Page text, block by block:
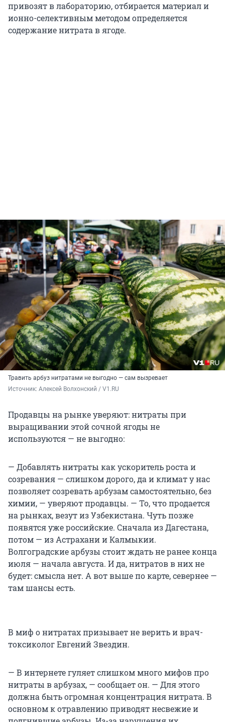
привозят в лабораторию, отбирается материал и
ионно-селективным методом определяется
содержание нитрата в ягоде.
Травить арбуз нитратами не выгодно — сам вызревает
Источник: Алексей Волхонский / V1.RU
Продавцы на рынке уверяют: нитраты при
выращивании этой сочной ягоды не
используются — не выгодно:
— Добавлять нитраты как ускоритель роста и
созревания — слишком дорого, да и климат у нас
позволяет созревать арбузам самостоятельно, без
химии, — уверяют продавцы. — То, что продается
на рынках, везут из Узбекистана. Чуть позже
появятся уже российские. Сначала из Дагестана,
потом — из Астрахани и Калмыкии.
Волгоградские арбузы стоит ждать не ранее конца
июля — начала августа. И да, нитратов в них не
будет: смысла нет. А вот выше по карте, севернее —
там шансы есть.
В миф о нитратах призывает не верить и врач-
токсиколог Евгений Звездин.
— В интернете гуляет слишком много мифов про
нитраты в арбузах, — сообщает он. — Для этого
должна быть огромная концентрация нитрата. В
основном к отравлению приводят несвежие и